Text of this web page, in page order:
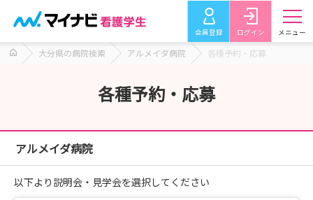
会員登録 ログイン メニュー
大分県の病院検索 アルメイダ病院 各種予約・応募
各種予約・応募
アルメイダ病院
以下より説明会・見学会を選択してください